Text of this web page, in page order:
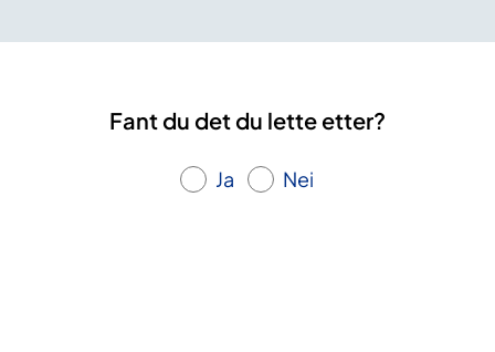
Fant du det du lette etter?
Ja Nei